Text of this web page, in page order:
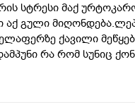
სტრესი მაქ
აქ გული
ქავილი
რა რომ სუნიც
და ასე მგონია